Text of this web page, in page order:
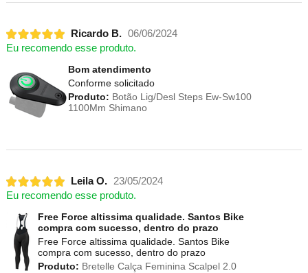
Ricardo B. 06/06/2024
Eu recomendo esse produto.
Bom atendimento
Conforme solicitado
Produto: Botão Lig/Desl Steps Ew-Sw100
1100Mm Shimano
Leila O. 23/05/2024
Eu recomendo esse produto.
Free Force altissima qualidade. Santos Bike
compra com sucesso, dentro do prazo
Free Force altissima qualidade. Santos Bike
compra com sucesso, dentro do prazo
Produto: Bretelle Calça Feminina Scalpel 2.0